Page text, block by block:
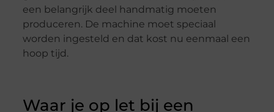
een belangrijk deel handmatig moeten
produceren. De machine moet speciaal
worden ingesteld en dat kost nu eenmaal een
hoop tijd.
Waar je op let bij een